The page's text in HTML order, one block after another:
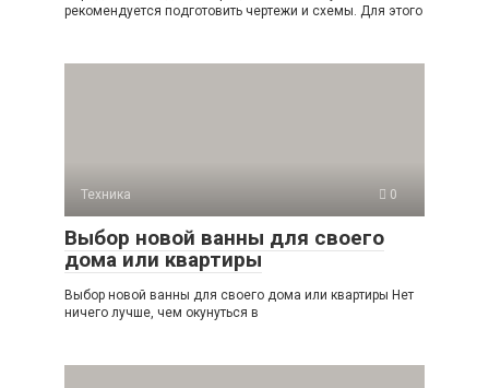
рекомендуется подготовить чертежи и схемы. Для этого
Техника 0
Выбор новой ванны для своего
дома или квартиры
Выбор новой ванны для своего дома или квартиры Нет
ничего лучше, чем окунуться в